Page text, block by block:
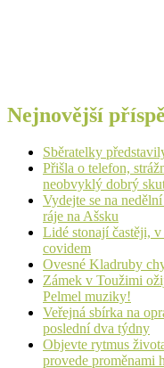
Nejnovější
Sběratelky
Přišla o telefon,
neobvyklý dobrý
Vydejte se na
ráje na Ašsku
Lidé stonají častěji,
covidem
Ovesné Kladruby
Zámek v Toužimi
Pelmel muziky!
Veřejná sbírka na
poslední dva týdny
Objevte rytmus
provede proměnami